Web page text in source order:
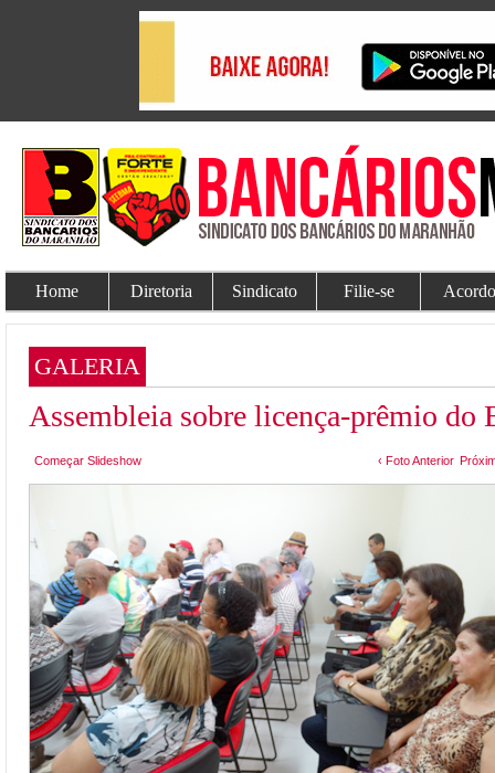
Home Diretoria Sindicato Filie-se
GALERIA
Assembleia sobre licença-prêmio do
Começar Slideshow ‹ Foto Anterior